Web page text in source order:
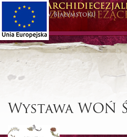
Przeskocz
treści
Wydarzenia
Wystawa WOŃ